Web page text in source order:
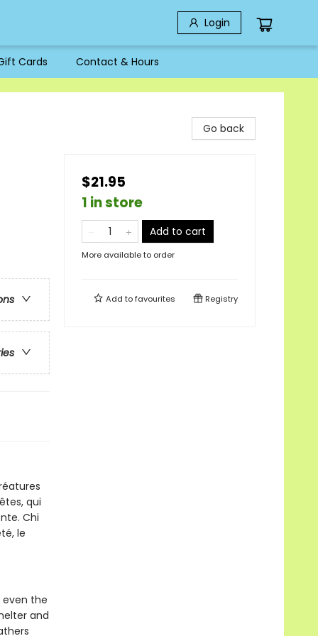
Login
Cards Contact & Hours
qui
Chi
le
even the
and
Go back
$21.95
1 in store
Add to cart
More available to order
Add tofavourites Registry